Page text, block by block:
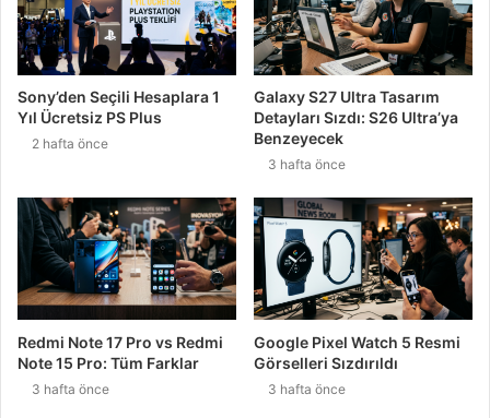
Sony’den Seçili Hesaplara 1
Yıl Ücretsiz PS Plus
2 hafta önce
Galaxy S27 Ultra Tasarım
Detayları Sızdı: S26 Ultra’ya
Benzeyecek
3 hafta önce
Redmi Note 17 Pro vs Redmi
Note 15 Pro: Tüm Farklar
3 hafta önce
Google Pixel Watch 5 Resmi
Görselleri Sızdırıldı
3 hafta önce